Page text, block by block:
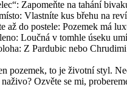
Zapomeňte na tahání
Vlastníte kus břehu na
až do postele: Pozemek má
Loučná v tomhle úseku
Z Pardubic nebo
pozemek, to je životní styl.
Ozvěte se mi,